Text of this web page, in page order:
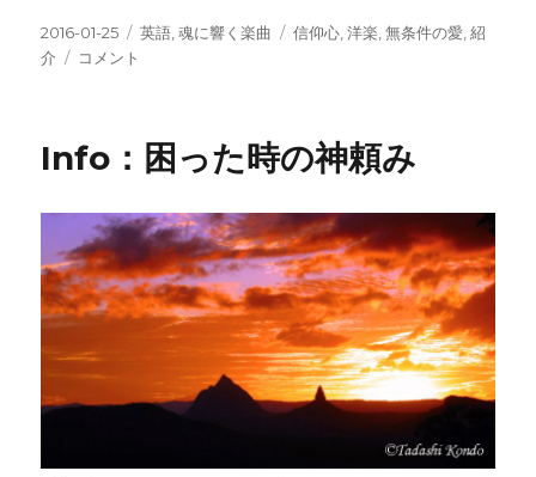
投
稿
2016-01-25
カ
英語,魂に響く楽曲
タ
信仰心,洋楽,無条件の愛,紹
介
Song：
動
訳
歌
詞
(一
に
コメント
Info：困った時の神頼み